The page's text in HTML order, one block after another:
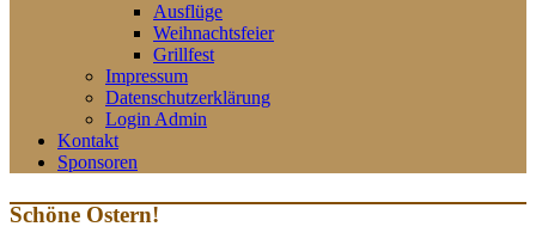
Ausflüge
Weihnachtsfeier
Grillfest
Impressum
Datenschutzerklärung
Login Admin
Kontakt
Sponsoren
Schöne Ostern!